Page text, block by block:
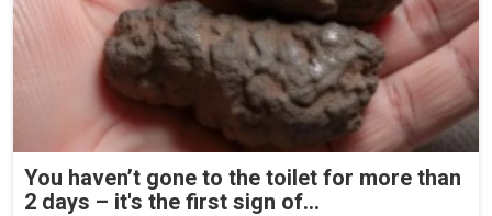
You haven’t gone to the toilet for more than
2 days – it's the first sign of...